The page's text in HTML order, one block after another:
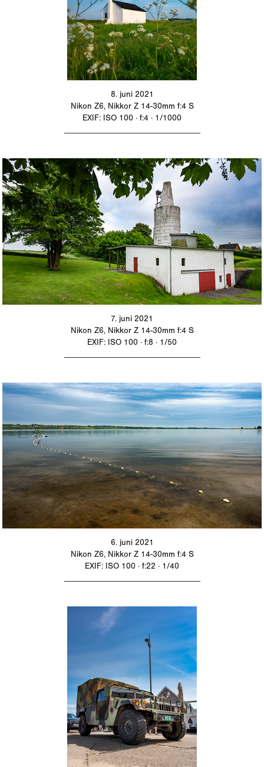
8. juni 2021
Nikon Z6, Nikkor Z 14-30mm f:4 S
EXIF: ISO 100 · f:4 · 1/1000
7. juni 2021
Nikon Z6, Nikkor Z 14-30mm f:4 S
EXIF: ISO 100 · f:8 · 1/50
6. juni 2021
Nikon Z6, Nikkor Z 14-30mm f:4 S
EXIF: ISO 100 · f:22 · 1/40